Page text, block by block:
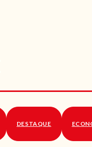
DESTAQUE